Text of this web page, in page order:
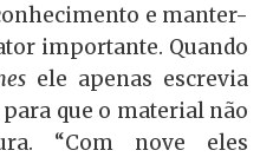
e manter-
importante. Quando
ele apenas escrevia
que o material não
“Com nove eles